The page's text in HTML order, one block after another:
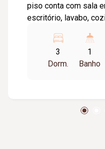
piso conta com sala
escritório, lavabo,
armários, banheiro
garagem,
festas, quiosque
3
Dorm.
1
Banho